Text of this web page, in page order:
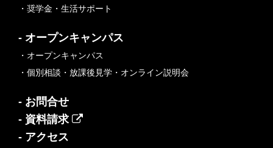
・奨学金・生活サポート
- オープンキャンパス
・オープンキャンパス
・個別相談・放課後見学・オンライン説明会
- お問合せ
- 資料請求
- アクセス